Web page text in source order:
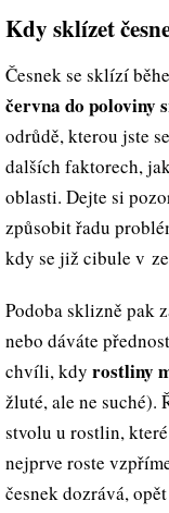
Kdy sklízet
Česnek se sklízí
června do poloviny
odrůdě, kterou jste
dalších faktorech,
oblasti. Dejte si
způsobit řadu
kdy se již cibule v
Podoba sklizně pak
nebo dáváte
chvíli, kdy rostliny
žluté, ale ne suché).
stvolu u rostlin,
nejprve roste
česnek dozrává,